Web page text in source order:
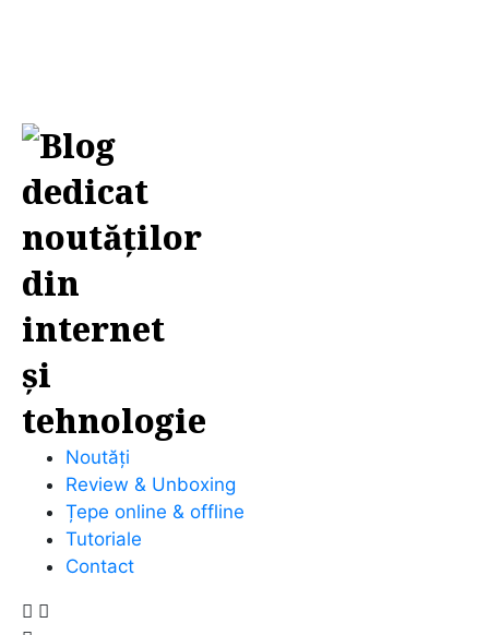
Noutăți
Review & Unboxing
Țepe online & offline
Tutoriale
Contact